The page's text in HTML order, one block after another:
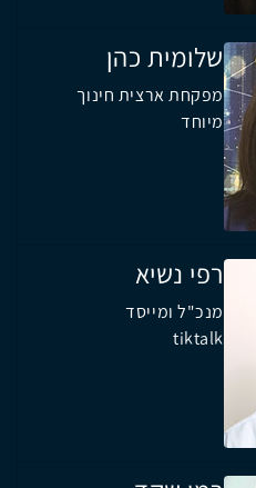
שלומית כהן
מפקחת ארצית חינוך
מיוחד
רפי נשיא
מנכ"ל ומייסד
tiktalk